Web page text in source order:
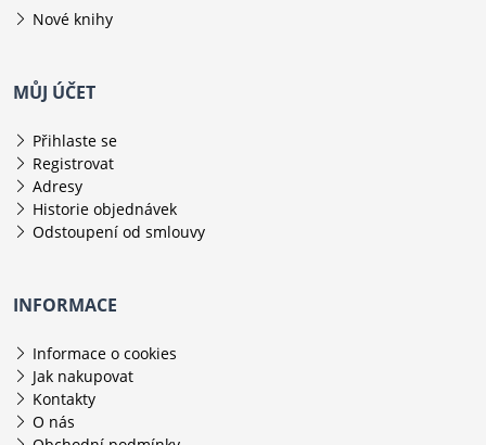
Nové knihy
MŮJ ÚČET
Přihlaste se
Registrovat
Adresy
Historie objednávek
Odstoupení od smlouvy
INFORMACE
Informace o cookies
Jak nakupovat
Kontakty
O nás